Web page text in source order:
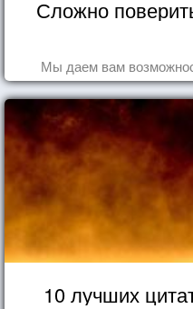
Сложно
Мы даем вам
10 лучших